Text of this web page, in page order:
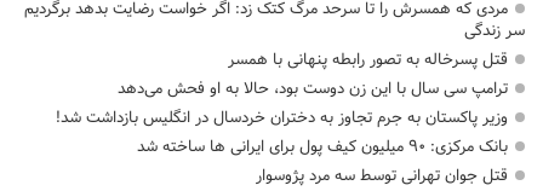
مردی که همسرش را تا سرحد مرگ کتک زد: اگر خواست رضایت بدهد برگردیم
سر زندگی
قتل پسرخاله به تصور رابطه پنهانی با همسر
ترامپ سی سال با این زن دوست بود، حالا به او فحش می‌دهد
وزیر پاکستان به جرم تجاوز به دختران خردسال در انگلیس بازداشت شد!
بانک مرکزی: ۹۰ میلیون کیف پول برای ایرانی ها ساخته شد
قتل جوان تهرانی توسط سه مرد پژوسوار